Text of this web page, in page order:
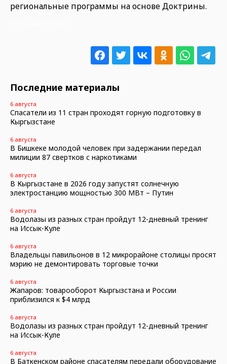
региональные программы на основе Доктрины.
Последние материалы
6 августа
Спасатели из 11 стран проходят горную подготовку в
Кыргызстане
6 августа
В Бишкеке молодой человек при задержании передал
милиции 87 свертков с наркотиками
6 августа
В Кыргызстане в 2026 году запустят солнечную
электростанцию мощностью 300 МВт – Путин
6 августа
Водолазы из разных стран пройдут 12-дневный тренинг
на Иссык-Куле
6 августа
Владельцы павильонов в 12 микрорайоне столицы просят
мэрию не демонтировать торговые точки
6 августа
Жапаров: товарооборот Кыргызстана и России
приблизился к $4 млрд
6 августа
Водолазы из разных стран пройдут 12-дневный тренинг
на Иссык-Куле
6 августа
В Баткенском районе спасателям передали оборудование